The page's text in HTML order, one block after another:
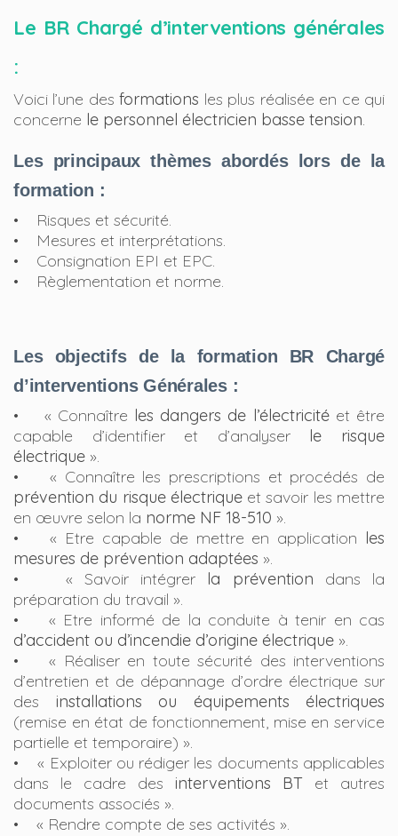
Le BR Chargé d’interventions générales
:
Voici l’une desformations les plus réalisée en ce qui
concerne le personnel électricien basse tension.
Les principaux thèmes abordés lors de la
formation :
• Risques et sécurité.
• Mesures et interprétations.
• Consignation EPI et EPC.
• Règlementation et norme.
Les objectifs de la formation BR Chargé
d’interventions Générales :
• « Connaître les dangers de l’électricitéet être
capable d’identifier et d’analyserle risque
électrique ».
• « Connaître les prescriptions et procédés de
prévention du risque électriqueet savoir les mettre
en œuvre selon la norme NF 18-510 ».
• « Etre capable de mettre en application les
mesures de prévention adaptées ».
• « Savoir intégrer la prévention dans la
préparation du travail ».
• « Etre informé de la conduite à tenir en cas
d’accident ou d’incendie d’origine électrique ».
• « Réaliser en toute sécurité des interventions
d’entretien et de dépannage d’ordre électrique sur
des installations ou équipements électriques
(remise en état de fonctionnement, mise en service
partielle et temporaire) ».
• « Exploiter ou rédiger les documents applicables
dans le cadre des interventions BT et autres
documents associés ».
• « Rendre compte de ses activités ».